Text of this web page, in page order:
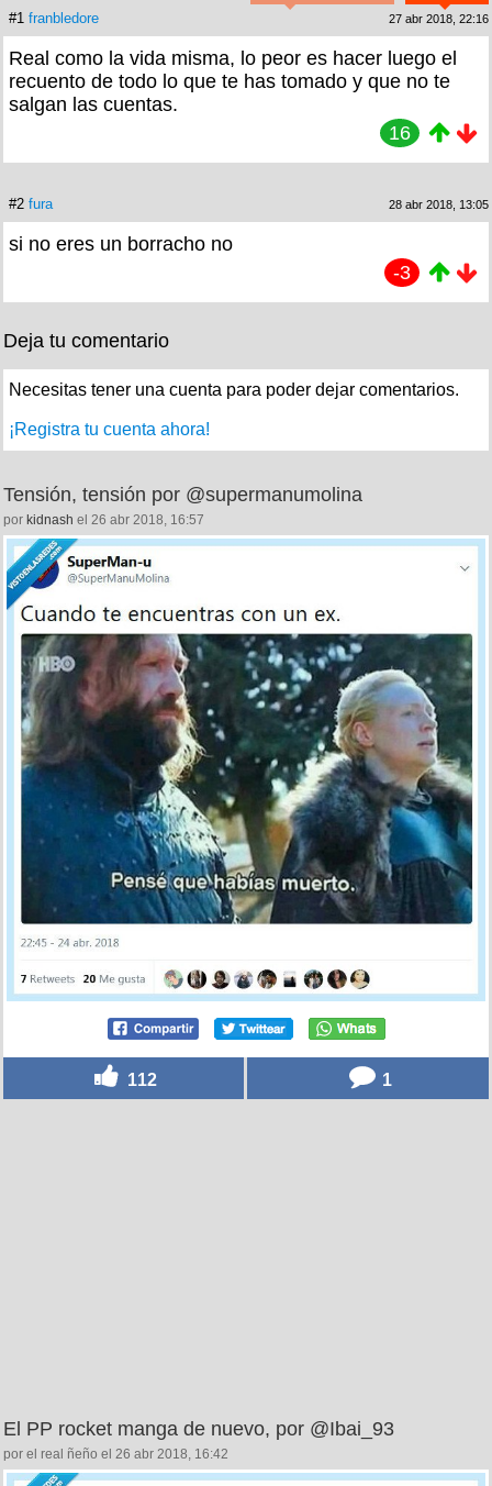
#1 franbledore 27 abr 2018, 22:16
Real como la vida misma, lo peor es hacer luego el
recuento de todo lo que te has tomado y que no te
salgan las cuentas.
16
#2 fura 28 abr 2018, 13:05
si no eres un borracho no
-3
Deja tu comentario
Necesitas tener una cuenta para poder dejar comentarios.
¡Registra tu cuenta ahora!
Tensión, tensión por @supermanumolina
por kidnash el 26 abr 2018, 16:57
112 1
El PP rocket manga de nuevo, por @Ibai_93
por el real ñeño el 26 abr 2018, 16:42